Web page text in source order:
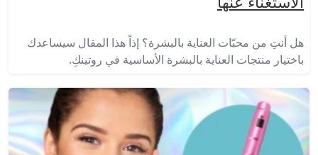
هل أنتِ من محبّات العناية بالبشرة؟ إذاً هذا المقال سيساعدك
باختيار منتجات العناية بالبشرة الأساسية في روتينكِ.